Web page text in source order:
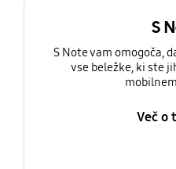
S
S Note vam omogoča,
vse beležke, ki ste
Več o